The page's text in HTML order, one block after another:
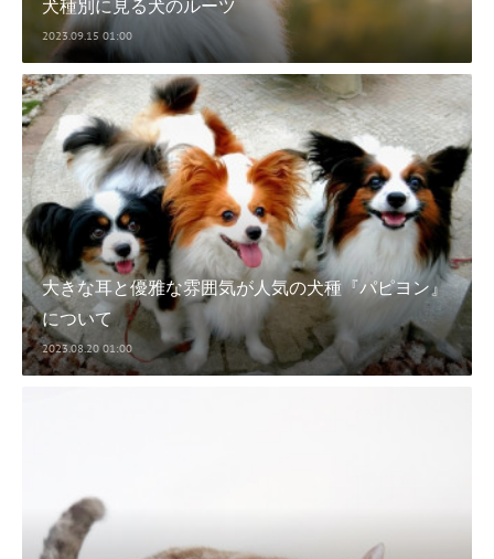
犬種別に見る犬のルーツ
2023.09.15 01:00
大きな耳と優雅な雰囲気が人気の犬種『パピヨン』
について
2023.08.20 01:00